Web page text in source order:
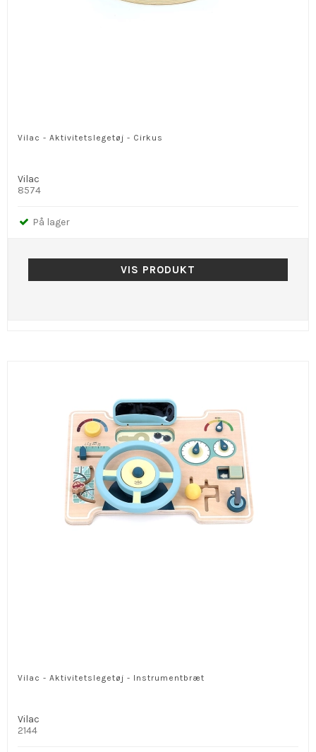
Vilac - Aktivitetslegetøj - Cirkus
Vilac
8574
På lager
VIS PRODUKT
Vilac - Aktivitetslegetøj - Instrumentbræt
Vilac
2144